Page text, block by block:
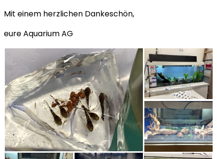
Mit einem herzlichen Dankeschön,
eure Aquarium AG